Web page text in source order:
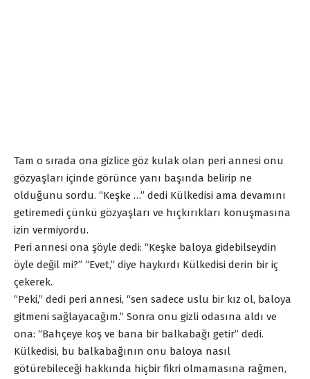
Tam o sırada ona gizlice göz kulak olan peri annesi onu
gözyaşları içinde görünce yanı başında belirip ne
olduğunu sordu. “Keşke …” dedi Külkedisi ama devamını
getiremedi çünkü gözyaşları ve hıçkırıkları konuşmasına
izin vermiyordu.
Peri annesi ona şöyle dedi: “Keşke baloya gidebilseydin
öyle değil mi?” “Evet,” diye haykırdı Külkedisi derin bir iç
çekerek.
“Peki,” dedi peri annesi, “sen sadece uslu bir kız ol, baloya
gitmeni sağlayacağım.” Sonra onu gizli odasına aldı ve
ona: “Bahçeye koş ve bana bir balkabağı getir” dedi.
Külkedisi, bu balkabağının onu baloya nasıl
götürebileceği hakkında hiçbir fikri olmamasına rağmen,